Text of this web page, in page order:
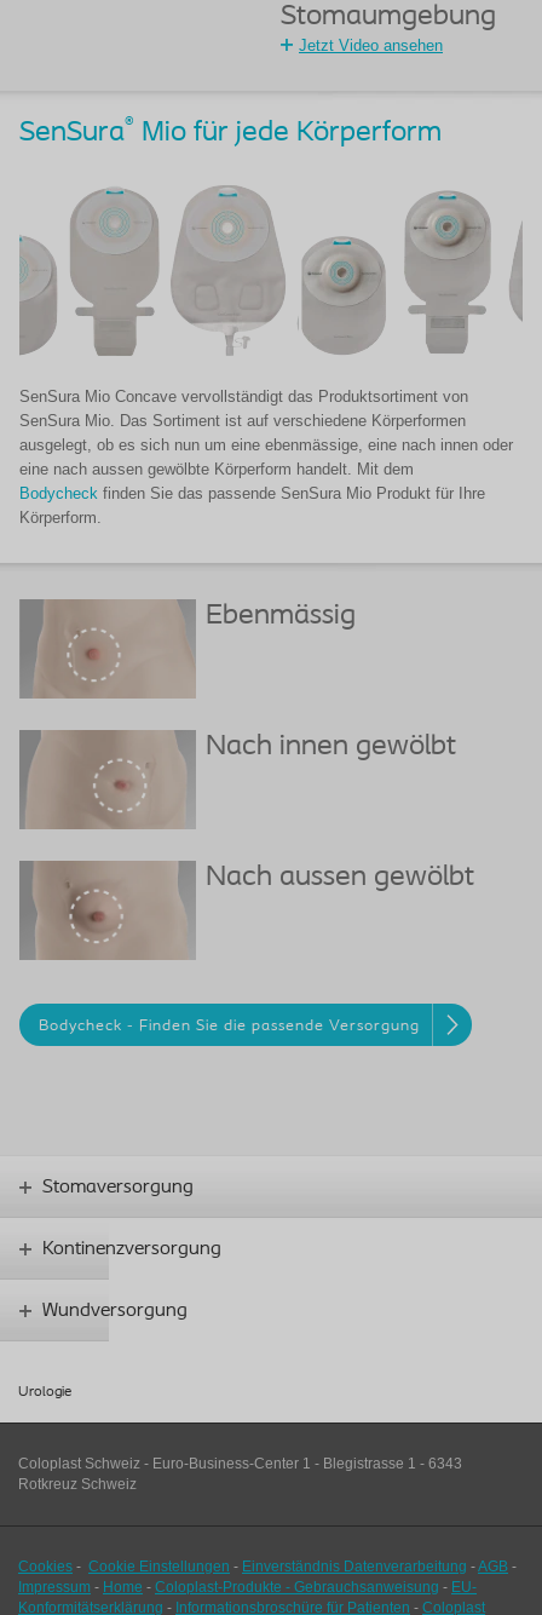
Stomaumgebung
Jetzt Video ansehen
SenSura® Mio für jede Körperform
SenSura Mio Concave vervollständigt das Produktsortiment von
SenSura Mio. Das Sortiment ist auf verschiedene Körperformen
ausgelegt, ob es sich nun um eine ebenmässige, eine nach innen oder
eine nach aussen gewölbte Körperform handelt. Mit dem ​​​​​​
Bodycheck finden Sie das passende SenSura Mio Produkt für Ihre
Körperform.
Ebenmässig
Nach innen gewölbt
Nach aussen gewölbt
Bodycheck - Finden Sie die passende Versorgung
Stomaversorgung
Kontinenzversorgung
Wundversorgung
Urologie
Coloplast Schweiz - Euro-Business-Center 1 - Blegistrasse 1 - 6343
Rotkreuz Schweiz
Cookies - Cookie Einstellungen - Einverständnis Datenverarbeitung -AGB -
Impressum - Home - Coloplast-Produkte - Gebrauchsanweisung - EU-
Konformitätserklärung - Informationsbroschüre für Patienten - Coloplast